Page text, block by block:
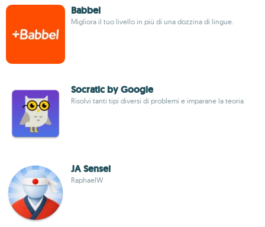
Babbel
Migliora il tuo livello in più di una dozzina di lingue.
Socratic by Google
Risolvi tanti tipi diversi di problemi e imparane la teoria
JA Sensei
RaphaelW